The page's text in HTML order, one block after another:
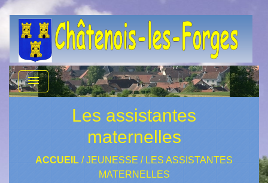
menu
Les assistantes
maternelles
ACCUEIL /JEUNESSE / LES ASSISTANTES
MATERNELLES